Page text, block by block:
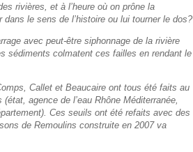
rivières, et à l’heure où on prône la
le sens de l’histoire ou lui tourner le dos?
avec peut-être siphonnage de la rivière
sédiments colmatent ces failles en rendant le
Callet et Beaucaire ont tous été faits au
agence de l’eau Rhône Méditerranée,
Ces seuils ont été refaits avec des
de Remoulins construite en 2007 va